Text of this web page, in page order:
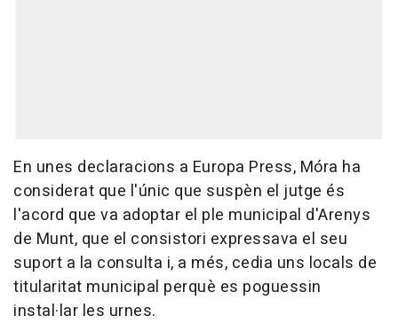
En unes declaracions a Europa Press, Móra ha
considerat que l'únic que suspèn el jutge és
l'acord que va adoptar el ple municipal d'Arenys
de Munt, que el consistori expressava el seu
suport a la consulta i, a més, cedia uns locals de
titularitat municipal perquè es poguessin
instal·lar les urnes.